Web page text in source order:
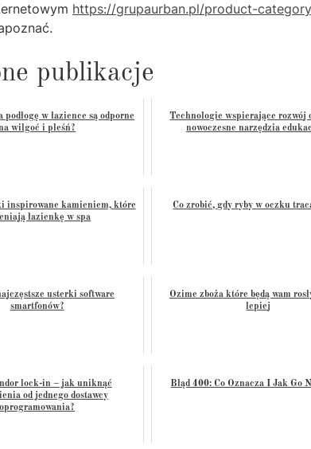
https://grupaurban.pl/product-
publikacje
w łazience są odporne
wilgoć i pleśń?
Technologie wspierające rozwój
nowoczesne narzędzia
inspirowane kamieniem, które
łazienkę w spa
Co zrobić, gdy ryby w oczku
usterki software
smartfonów?
Ozime zboża które będą wam
lepiej
lock-in – jak uniknąć
od jednego dostawcy
oprogramowania?
Błąd 400: Co Oznacza I Jak Go